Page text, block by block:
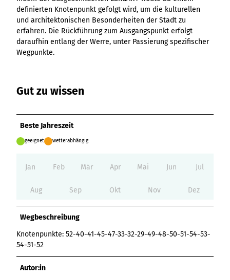
Variante 3
Variante 2
Variante 3
Variante 4
Variante 5
Variante 0
Variante 1
Variante 2
definierten Knotenpunkt gefolgt wird, um die kulturellen
und architektonischen Besonderheiten der Stadt zu
erfahren. Die Rückführung zum Ausgangspunkt erfolgt
daraufhin entlang der Werre, unter Passierung spezifischer
Wegpunkte.
Gut zu wissen
Beste Jahreszeit
geeignet wetterabhängig
Jan Feb Mär Apr Mai Jun Jul
Aug Sep Okt Nov Dez
Wegbeschreibung
Knotenpunkte: 52-40-41-45-47-33-32-29-49-48-50-51-54-53-
54-51-52
Autor:in